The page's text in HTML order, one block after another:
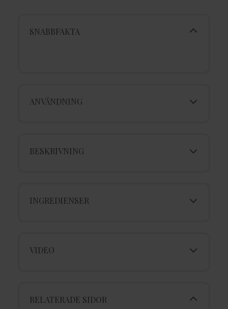
SNABBFAKTA
ANVÄNDNING
BESKRIVNING
INGREDIENSER
VIDEO
RELATERADE SIDOR